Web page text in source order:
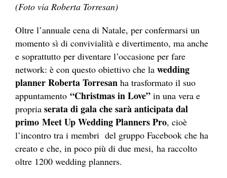
(Foto via Roberta Torresan)
Oltre l’annuale cena di Natale, per confermarsi un
momento sì di convivialità e divertimento, ma anche
e soprattutto per diventare l’occasione per fare
network: è con questo obiettivo che la wedding
planner Roberta Torresan ha trasformato il suo
appuntamento “Christmas in Love” in una vera e
propria serata di gala che sarà anticipata dal
primo Meet Up Wedding Planners Pro, cioè
l’incontro tra i membri del gruppo Facebook che ha
creato e che, in poco più di due mesi, ha raccolto
oltre 1200 wedding planners.